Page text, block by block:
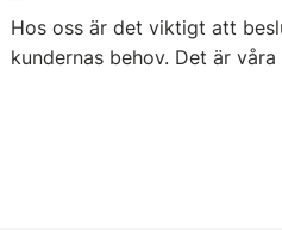
Hos oss är det viktigt att
kundernas behov. Det är